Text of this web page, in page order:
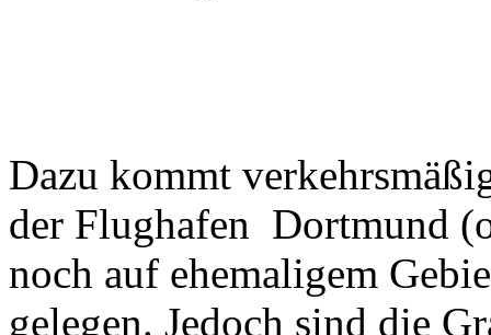
Dazu kommt
der Flughafen Dortmund
noch auf ehemaligem
gelegen. Jedoch sind die